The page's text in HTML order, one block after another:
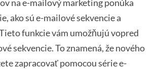
na e-mailový marketing ponúka
ako sú e-mailové sekvencie a
funkcie vám umožňujú vopred
sekvencie. To znamená, že nového
zapracovať pomocou série e-